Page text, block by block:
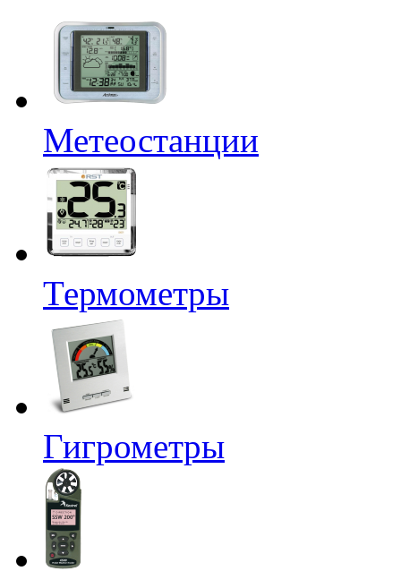
Метеостанции
Термометры
Гигрометры